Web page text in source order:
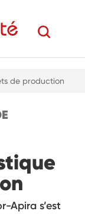
de production
Apira s’est